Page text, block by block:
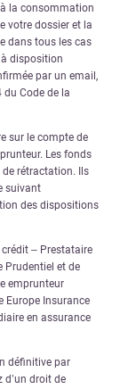
la consommation
votre dossier et la
dans tous les cas
disposition
par un email,
du Code de la
sur le compte de
Les fonds
de rétractation. Ils
suivant
des dispositions
– Prestataire
Prudentiel et de
emprunteur
Europe Insurance
en assurance
définitive par
d’un droit de